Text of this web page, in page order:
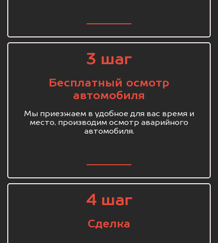
3 шаг
Бесплатный осмотр
автомобиля
Мы приезжаем в удобное для вас время и
место, производим осмотр аварийного
автомобиля.
4 шаг
Сделка